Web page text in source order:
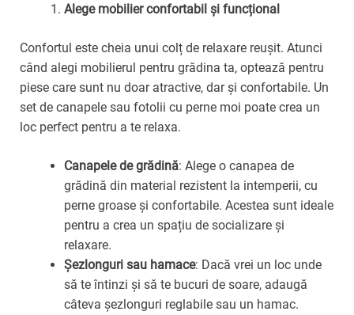
Alege mobilier confortabil și funcțional
Confortul este cheia unui colț de relaxare reușit. Atunci
când alegi mobilierul pentru grădina ta, optează pentru
piese care sunt nu doar atractive, dar și confortabile. Un
set de canapele sau fotolii cu perne moi poate crea un
loc perfect pentru a te relaxa.
Canapele de grădină: Alege o canapea de
grădină din material rezistent la intemperii, cu
perne groase și confortabile. Acestea sunt ideale
pentru a crea un spațiu de socializare și
relaxare.
Șezlonguri sau hamace: Dacă vrei un loc unde
să te întinzi și să te bucuri de soare, adaugă
câteva șezlonguri reglabile sau un hamac.